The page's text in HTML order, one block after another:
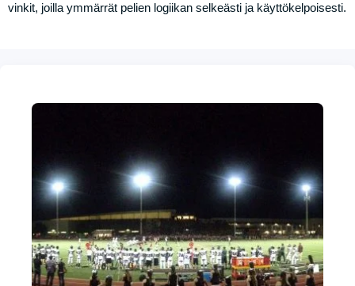
vinkit, joilla ymmärrät pelien logiikan selkeästi ja käyttökelpoisesti.